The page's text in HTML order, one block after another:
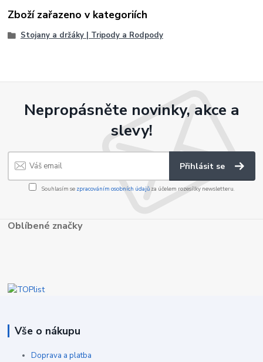
Zboží zařazeno v kategoriích
Stojany a držáky | Tripody a Rodpody
Nepropásněte novinky, akce a
slevy!
Přihlásit se
Souhlasím se zpracováním osobních údajůza účelem rozesílky newsletteru.
Oblíbené značky
Vše o nákupu
Doprava a platba